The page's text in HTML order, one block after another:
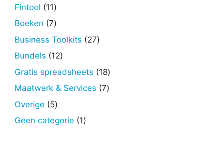
Fintool 1111
producten
Boeken 77
producten
Business Toolkits 2727
Bundels 1212
producten
Gratis spreadsheets 1818
producten
Maatwerk & Services 77
Overige 55
producten
Geen categorie 11